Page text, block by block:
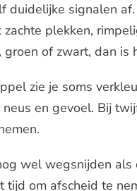
signalen
plekken,
of zwart, dan is
zie je soms
en gevoel. Bij
wel wegsnijden
om afscheid te